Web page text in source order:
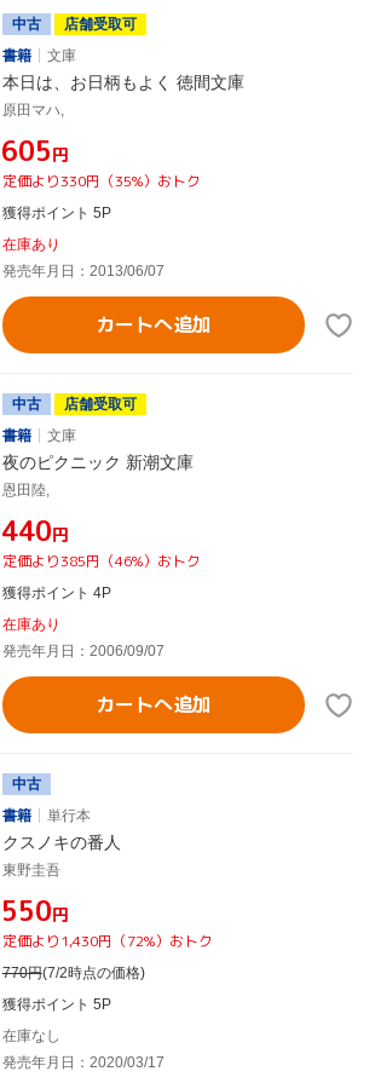
中古
店舗受取可
書籍
文庫
本日は、お日柄もよく 徳間文庫
原田マハ,
¥605円
定価より330円（35%）おトク
獲得ポイント 5P
在庫あり
発売年月日：2013/06/07
カートへ追加
中古
店舗受取可
書籍
文庫
夜のピクニック 新潮文庫
恩田陸,
¥440円
定価より385円（46%）おトク
獲得ポイント 4P
在庫あり
発売年月日：2006/09/07
カートへ追加
中古
書籍
単行本
クスノキの番人
東野圭吾
¥550円
定価より1,430円（72%）おトク
770円(7/2時点の価格)
獲得ポイント 5P
在庫なし
発売年月日：2020/03/17